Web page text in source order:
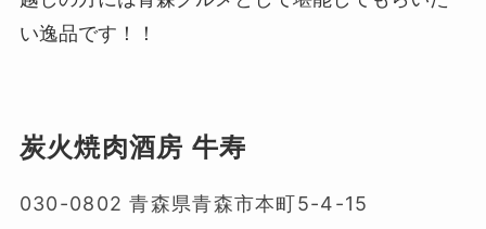
い逸品です！！
炭火焼肉酒房 牛寿
030-0802 青森県青森市本町5-4-15